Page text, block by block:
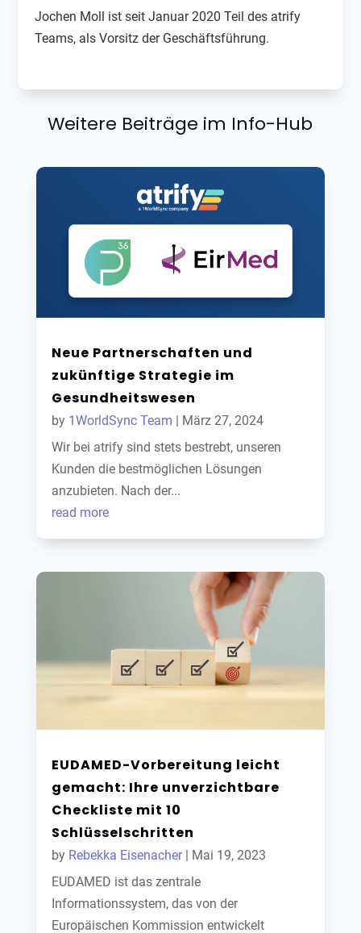
Jochen Moll ist seit Januar 2020 Teil des atrify
Teams, als Vorsitz der Geschäftsführung.
Weitere Beiträge im Info-Hub
Neue Partnerschaften und
zukünftige Strategie im
Gesundheitswesen
by 1WorldSync Team | März 27, 2024
Wir bei atrify sind stets bestrebt, unseren
Kunden die bestmöglichen Lösungen
anzubieten. Nach der...
read more
EUDAMED-Vorbereitung leicht
gemacht: Ihre unverzichtbare
Checkliste mit 10
Schlüsselschritten
by Rebekka Eisenacher| Mai 19, 2023
EUDAMED ist das zentrale
Informationssystem, das von der
Europäischen Kommission entwickelt